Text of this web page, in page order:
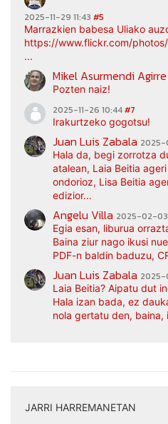
2025-11-29 11:43 #5
Marrazkien babesa Uliako
https://www.flickr.com/
...
Mikel Asurmendi Agirre
Pozten naiz!
2025-11-26 10:44#7
Irakurtzeko gogotsu!
Juan Luis Zabala
Hala da, begi zorrotza
atalean, Laia Beitia
ondorioz, Lisa Beitia
edizior...
Angelu Villa 2025-02-03
Egia esan, liburua
Baina ziur nago ikusi
PDF-n baldin baduzu,
Juan Luis Zabala 2025-
Laia Beitia? Aipatu dut
Hala izan bada, ez
nola gertatu den,
JARRI HARREMANETAN